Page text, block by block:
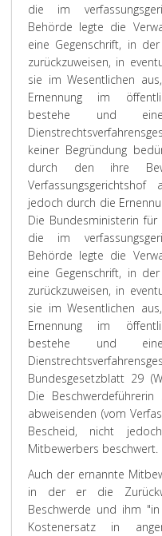
die im
Behörde legte die
eine Gegenschrift, in
zurückzuweisen, in
sie im Wesentlichen
Ernennung im
bestehe und
keiner Begründung
durch den ihre
Verfassungsgerichtshof
jedoch durch die
Die Bundesministerin
die im
Behörde legte die
eine Gegenschrift, in
zurückzuweisen, in
sie im Wesentlichen
Ernennung im
bestehe und
Bundesgesetzblatt 29
Die
abweisenden (vom
Bescheid, nicht
Mitbewerbers beschwert.
Auch der ernannte
in der er die
Beschwerde und ihm
Kostenersatz in